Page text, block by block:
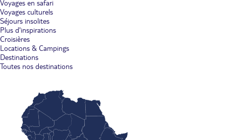
Voyages en safari
Voyages culturels
Séjours insolites
Plus d'inspirations
Croisières
Locations & Campings
Destinations
Toutes nos destinations